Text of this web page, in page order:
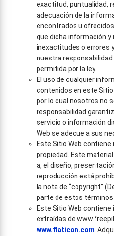
exactitud, puntualidad,
adecuación de la
encontrados u
que dicha información
inexactitudes o errores
nuestra responsabilidad
permitida por la ley.
El uso de cualquier
contenidos en este Sitio
por lo cual nosotros no
responsabilidad
servicio o información
Web se adecue a sus
Este Sitio Web
propiedad. Este
a, el diseño,
reproducción está
la nota de “copyright”
parte de estos términos
Este Sitio Web contiene
extraídas de
www.flaticon.com .